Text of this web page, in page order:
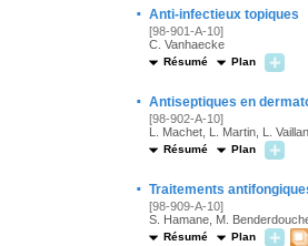
· Anti-infectieux topiques
[98-901-A-10]
C. Vanhaecke
Résumé Plan
· Antiseptiques en
[98-902-A-10]
L. Machet, L. Martin, L.
Résumé Plan
· Traitements
[98-909-A-10]
S. Hamane, M.
Résumé Plan